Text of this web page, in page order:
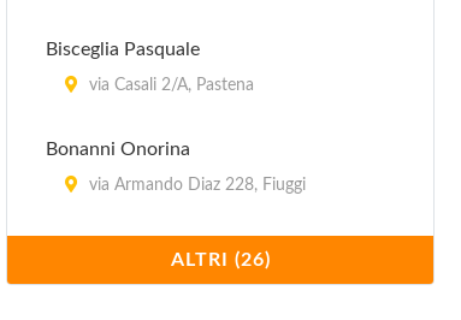
Bisceglia Pasquale
via Casali 2/A, Pastena
Bonanni Onorina
via Armando Diaz 228, Fiuggi
Casina degli Ulivi
via Prenestina snc, Acuto
ALTRI (26)